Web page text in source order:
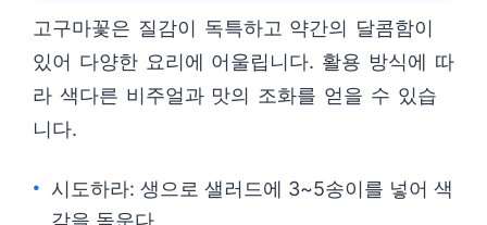
고구마꽃은 질감이 독특하고 약간의 달콤함이
있어 다양한 요리에 어울립니다. 활용 방식에 따
라 색다른 비주얼과 맛의 조화를 얻을 수 있습
니다.
시도하라: 생으로 샐러드에 3~5송이를 넣어 색
감을 돋운다.